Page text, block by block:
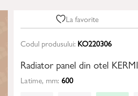
La favorite
Codul produsului: KO220306
Radiator panel din otel
Latime, mm: 600